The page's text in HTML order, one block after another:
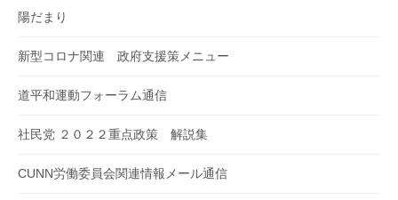
陽だまり
新型コロナ関連 政府支援策メニュー
道平和運動フォーラム通信
社民党 ２０２２重点政策 解説集
CUNN労働委員会関連情報メール通信